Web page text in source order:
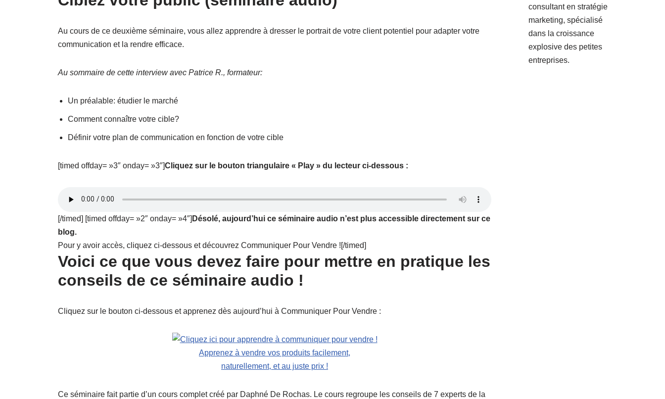
Au cours de ce deuxième séminaire, vous allez apprendre à dresser le portrait de votre client potentiel pour adapter votre
communication et la rendre efficace.
Au sommaire de cette interview avec Patrice R., formateur:
Un préalable: étudier le marché
Comment connaître votre cible?
Définir votre plan de communication en fonction de votre cible
[timed offday= »3″ onday= »3″]Cliquez sur le bouton triangulaire « Play » du lecteur ci-dessous :
[/timed] [timed offday= »2″ onday= »4″] Désolé, aujourd’hui ce séminaire audio n’est plus accessible directement sur ce
blog.
Pour y avoir accès, cliquez ci-dessous et découvrez Communiquer Pour Vendre ![/timed]
Voici ce que vous devez faire pour mettre en pratique les
conseils de ce séminaire audio !
Cliquez sur le bouton ci-dessous et apprenez dès aujourd’hui à Communiquer Pour Vendre :
Apprenez à vendre vos produits facilement,
naturellement, et au juste prix !
Ce séminaire fait partie d’un cours complet créé par Daphné De Rochas. Le cours regroupe les conseils de 7 experts de la
consultant en stratégie
marketing, spécialisé
dans la croissance
explosive des petites
entreprises.